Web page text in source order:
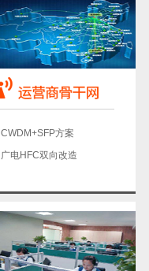
CWDM+SFP方案
广电HFC双向改造